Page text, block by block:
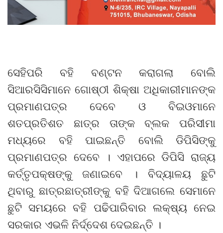
ସେହିପରି ବହି ବଣ୍ଟନ କରାଗଲା ବୋଲି
ସିଆରସିସିମାନେ ଗୋଷ୍ଠୀ ଶିକ୍ଷା ଅଧିକାରୀମାନଙ୍କ
ପ୍ରମାଣପତ୍ର ଦେବେ ଓ ବିଇଓମାନେ
ଶତପ୍ରତିଶତ ଛାତ୍ର ତାଙ୍କ ବ୍ଲକ ପରିସୀମା
ମଧ୍ୟରେ ବହି ପାଇଛନ୍ତି ବୋଲି ଡିପିସିଙ୍କୁ
ପ୍ରମାଣପତ୍ର ଦେବେ । ଏହାପରେ ଡିପିସି ରାଜ୍ୟ
କର୍ତ୍ତୃପକ୍ଷଙ୍କୁ ଜଣାଇବେ । ବିଦ୍ୟାଳୟ ଛୁଟି
ଥିବାରୁ ଛାତ୍ରଛାତ୍ରୀଙ୍କୁ ବହି ଦିଆଗଲେ ସେମାନେ
ଛୁଟି ସମୟରେ ବହି ପଢିପାରିବାର ଲକ୍ଷ୍ୟ ନେଇ
ସରକାର ଏଭଳି ନିର୍ଦ୍ଦେଶ ଦେଇଛନ୍ତି ।